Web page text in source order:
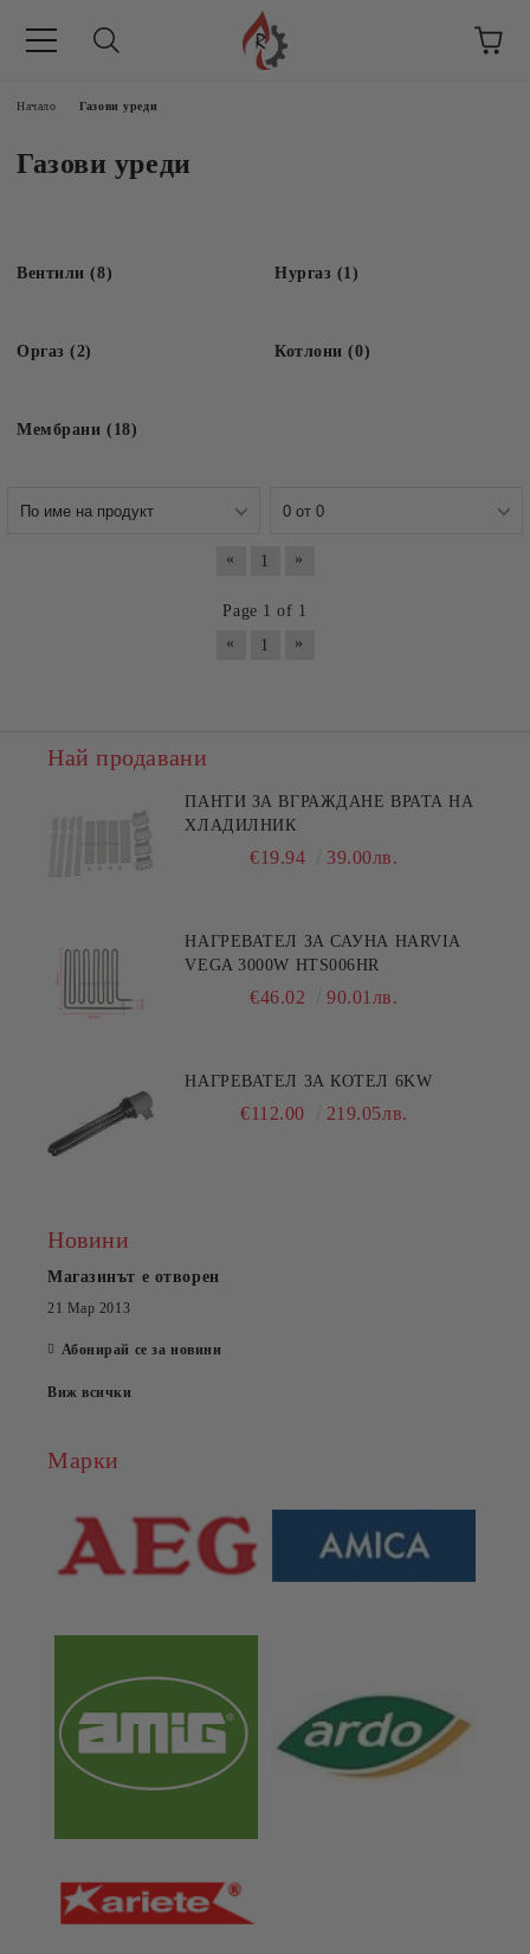
Начало Газови уреди
Газови уреди
Вентили (8) Нургаз (1)
Оргаз (2) Котлони (0)
Мембрани (18)
« 1 »
Page 1 of 1
«
1 »
Най продавани
ПАНТИ ЗА ВГРАЖДАНЕ ВРАТА НА
ХЛАДИЛНИК
€19.94 39.00лв.
НАГРЕВАТЕЛ ЗА САУНА HARVIA
VEGA 3000W HTS006HR
€46.02 90.01лв.
НАГРЕВАТЕЛ ЗА КОТЕЛ 6KW
€112.00 219.05лв.
Новини
Магазинът е отворен
21 Мар 2013
Абонирай се за новини
Виж всички
Марки